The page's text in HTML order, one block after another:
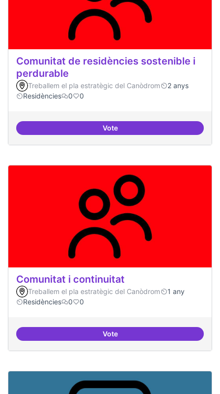
Comunitat de residències sostenible i
perdurable
Treballem el pla estratègic del Canòdrom
2 anys
Residències
0 0
Vote Comunitat
Comunitat i continuitat
Treballem el pla estratègic del Canòdrom
1 any
Residències
0 0
VoteComunitat i continuitat